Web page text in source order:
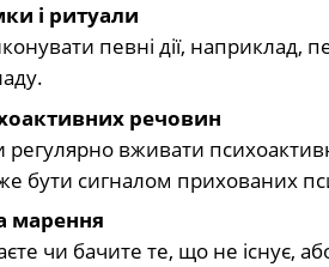
і ритуали
певні дії,
речовин
вживати
бути сигналом прихованих
марення
чи бачите те, що не існує,